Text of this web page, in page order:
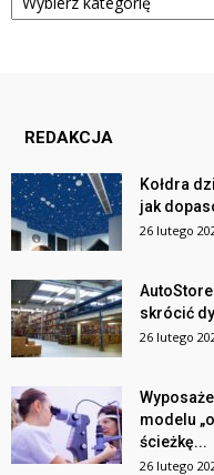
REDAKCJA
Kołdra
jak
26 lutego
skrócić
26 lutego
modelu
ścieżkę...
26 lutego